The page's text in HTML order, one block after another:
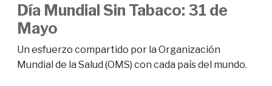
Día Mundial Sin Tabaco: 31 de
Mayo
Un esfuerzo compartido por la Organización
Mundial de la Salud (OMS) con cada país del mundo.